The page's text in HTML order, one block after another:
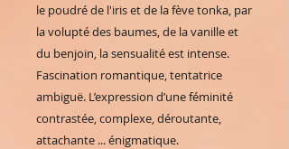
le poudré de l'iris et de la fève tonka, par
la volupté des baumes, de la vanille et
du benjoin, la sensualité est intense.
Fascination romantique, tentatrice
ambiguë. L’expression d’une féminité
contrastée, complexe, déroutante,
attachante ... énigmatique.